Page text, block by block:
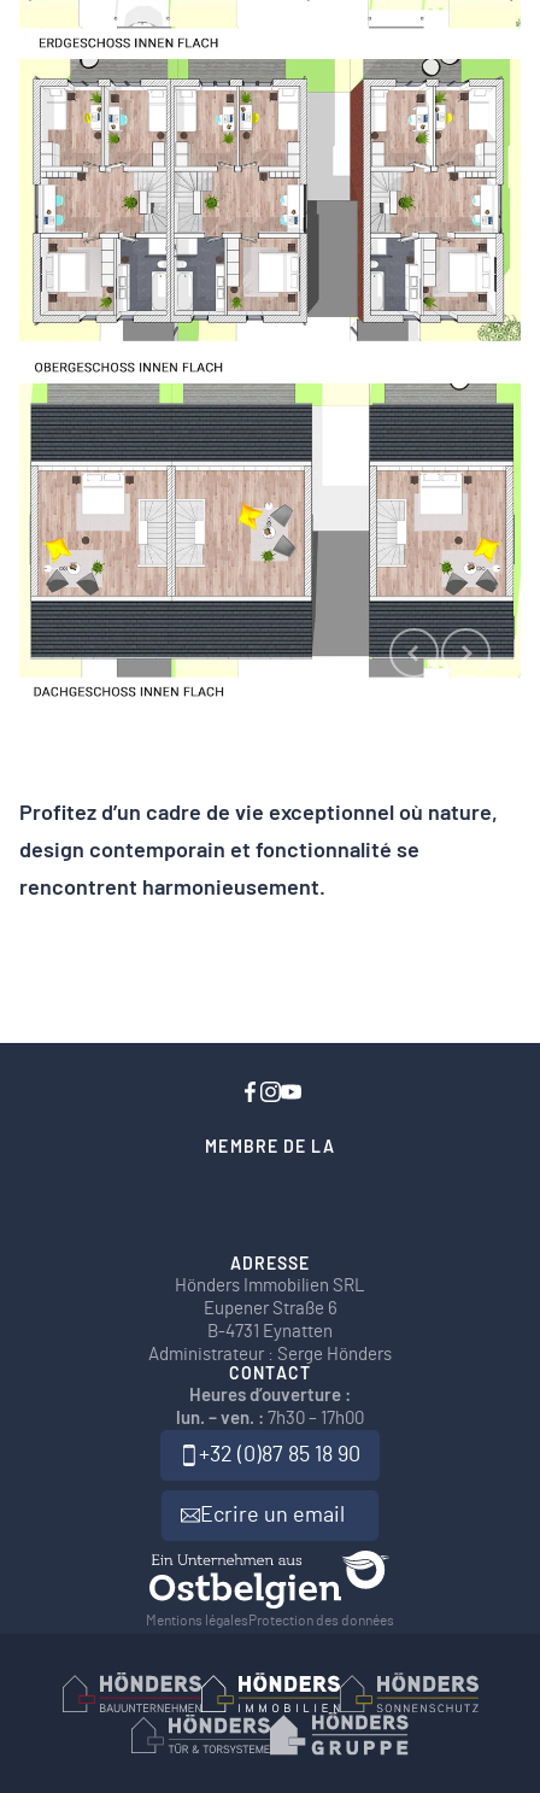
Profitez d’un cadre de vie exceptionnel où nature,
design contemporain et fonctionnalité se
rencontrent harmonieusement.
MEMBRE DE LA
ADRESSE
Hönders Immobilien SRL
Eupener Straße 6
B-4731 Eynatten
Administrateur : Serge Hönders
CONTACT
Heures d’ouverture :
lun. – ven. : 7h30 – 17h00
+32 (0)87 85 18 90
Ecrire un email
Mentions légales Protection des données
Hönders Bauunternehmen
Hoenders Immobilien
Hönders
Hönders Tür- und Torsysteme
Hoenders Gruppe